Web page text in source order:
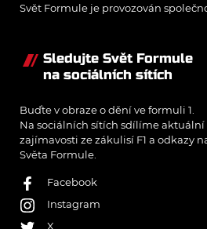
Svět Formule je provozován
Sledujte Svět Formule
na sociálních sítích
Buďte v obraze o dění ve formuli 1.
Na sociálních sítích sdílíme aktuální
zajímavosti ze zákulisí F1 a odkazy
Světa Formule.
Facebook
Instagram
X